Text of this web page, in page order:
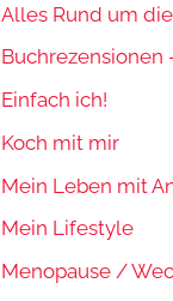
Alles Rund um
Buchrezensionen
Einfach ich!
Koch mit mir
Mein Leben mit
Mein Lifestyle
Menopause /